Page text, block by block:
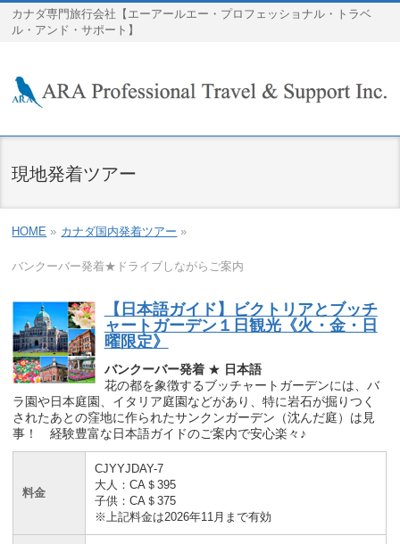
カナダ専門旅行会社【エーアールエー・プロフェッショナル・トラベ
ル・アンド・サポート】
現地発着ツアー
HOME » カナダ国内発着ツアー »
バンクーバー発着★ドライブしながらご案内
【日本語ガイド】ビクトリアとブッチ
ャートガーデン１日観光《火・金・日
曜限定》
バンクーバー発着★ 日本語
花の都を象徴するブッチャートガーデンには、バ
ラ園や日本庭園、イタリア庭園などがあり、特に岩石が掘りつく
されたあとの窪地に作られたサンクンガーデン（沈んだ庭）は見
事！ 経験豊富な日本語ガイドのご案内で安心楽々♪
料金
CJYYJDAY-7
大人：CA＄395
子供：CA＄375
※上記料金は2026年11月まで有効